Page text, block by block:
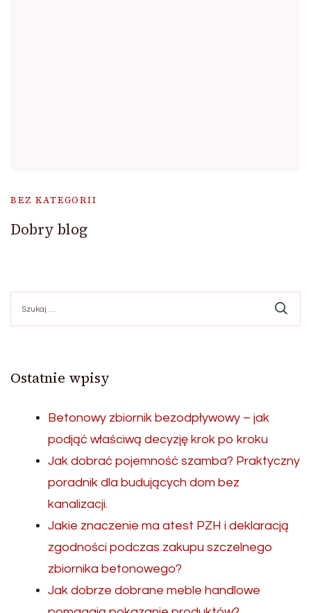
BEZ KATEGORII
Dobry blog
Ostatnie wpisy
Betonowy zbiornik bezodpływowy – jak
podjąć właściwą decyzję krok po kroku
Jak dobrać pojemność szamba? Praktyczny
poradnik dla budujących dom bez
kanalizacji.
Jakie znaczenie ma atest PZH i deklaracją
zgodności podczas zakupu szczelnego
zbiornika betonowego?
Jak dobrze dobrane meble handlowe